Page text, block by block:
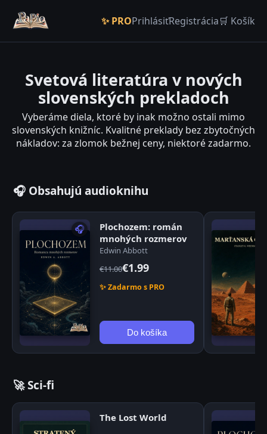
✨ PROPrihlásiťRegistrácia🛒 Košík
Svetová literatúra v nových
slovenských prekladoch
Vyberáme diela, ktoré by inak možno ostali mimo
slovenských knižníc. Kvalitné preklady bez zbytočných
nákladov: za zlomok bežnej ceny, niektoré zadarmo.
🎧 Obsahujú audioknihu
🎧
Plochozem: román
mnohých rozmerov
Edwin Abbott
€11.00€1.99
✨ Zadarmo s PRO
Do košíka
🚀 Sci-fi
The Lost World